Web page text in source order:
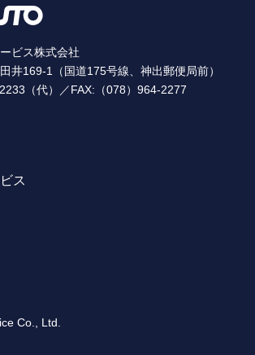
ビス株式会社
井169-1（国道175号線、神出郵便局前）
（代）／FAX:（078）964-2277
ス
Co., Ltd.